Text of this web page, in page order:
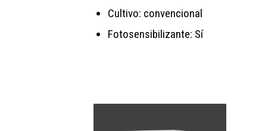
Cultivo: convencional
Fotosensibilizante: Sí